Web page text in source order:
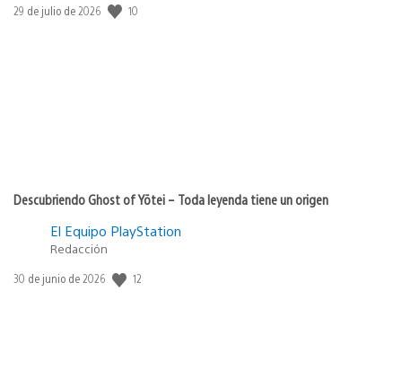
Fecha
29 de julio de 2026 10
Descubriendo Ghost of Yōtei – Toda leyenda tiene un origen
El Equipo PlayStation
Redacción
Fecha
30 de junio de 2026 12